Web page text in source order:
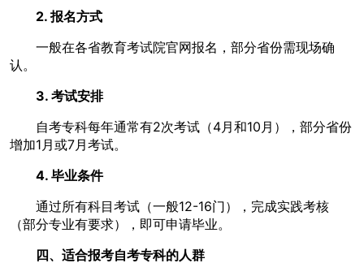
2. 报名方式
一般在各省教育考试院官网报名，部分省份需现场确
认。
3. 考试安排
自考专科每年通常有2次考试（4月和10月），部分省份
增加1月或7月考试。
4. 毕业条件
通过所有科目考试（一般12-16门），完成实践考核
（部分专业有要求），即可申请毕业。
四、适合报考自考专科的人群